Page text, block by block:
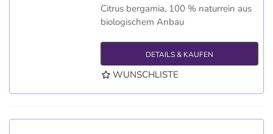
Citrus bergamia, 100 % naturrein aus
biologischem Anbau
DETAILS & KAUFEN
WUNSCHLISTE